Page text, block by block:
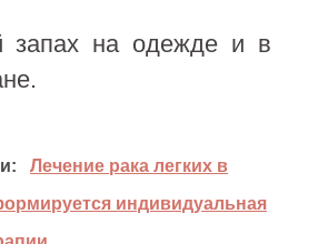
запах на одежде и в
Лечение рака легких в
индивидуальная